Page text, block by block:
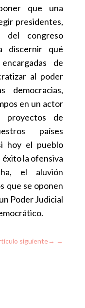
que una
presidentes,
del congreso
discernir qué
de
al poder
democracias,
en un actor
proyectos de
países
hoy el pueblo
la ofensiva
el aluvión
que se oponen
Poder Judicial
siguiente →